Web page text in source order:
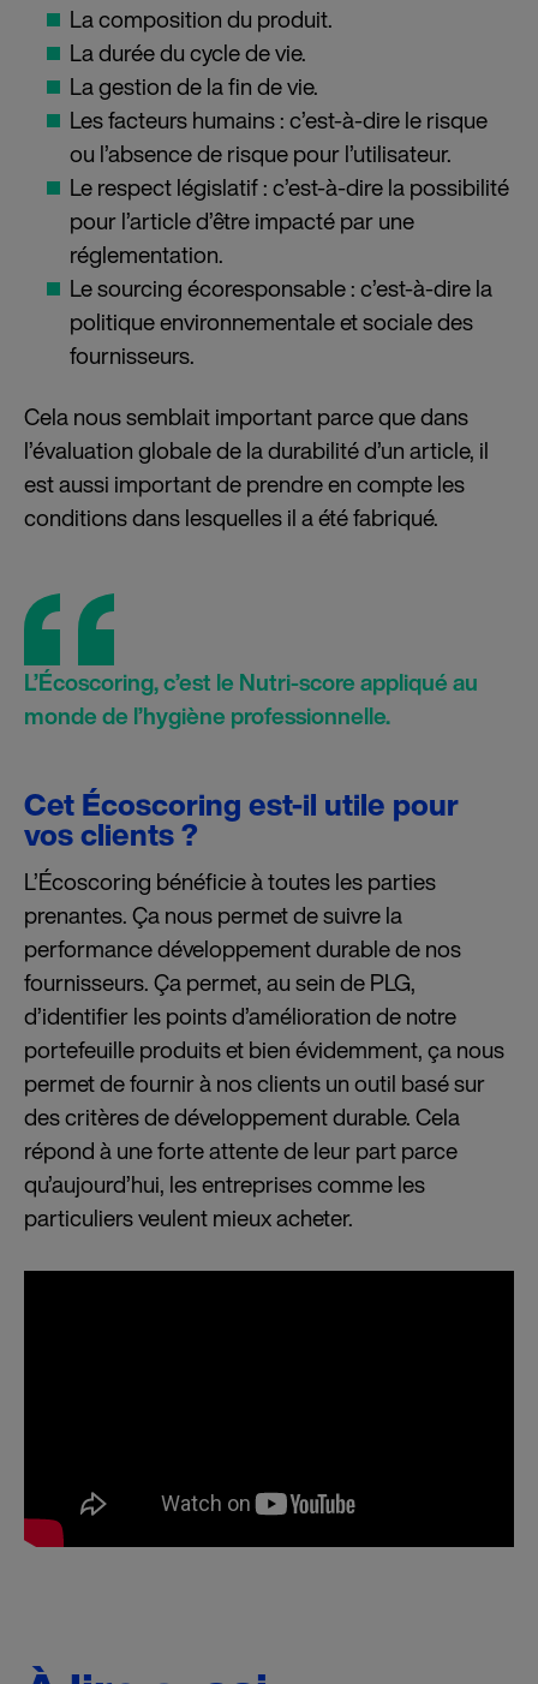
La composition du produit.
La durée du cycle de vie.
La gestion de la fin de vie.
Les facteurs humains : c’est-à-dire le risque
ou l’absence de risque pour l’utilisateur.
Le respect législatif : c’est-à-dire la possibilité
pour l’article d’être impacté par une
réglementation.
Le sourcing écoresponsable : c’est-à-dire la
politique environnementale et sociale des
fournisseurs.
Cela nous semblait important parce que dans
l’évaluation globale de la durabilité d’un article, il
est aussi important de prendre en compte les
conditions dans lesquelles il a été fabriqué.
L’Écoscoring, c’est le Nutri-score appliqué au
monde de l’hygiène professionnelle.
Cet Écoscoring est-il utile pour
vos clients ?
L’Écoscoring bénéficie à toutes les parties
prenantes. Ça nous permet de suivre la
performance développement durable de nos
fournisseurs. Ça permet, au sein de PLG,
d’identifier les points d’amélioration de notre
portefeuille produits et bien évidemment, ça nous
permet de fournir à nos clients un outil basé sur
des critères de développement durable. Cela
répond à une forte attente de leur part parce
qu’aujourd’hui, les entreprises comme les
particuliers veulent mieux acheter.